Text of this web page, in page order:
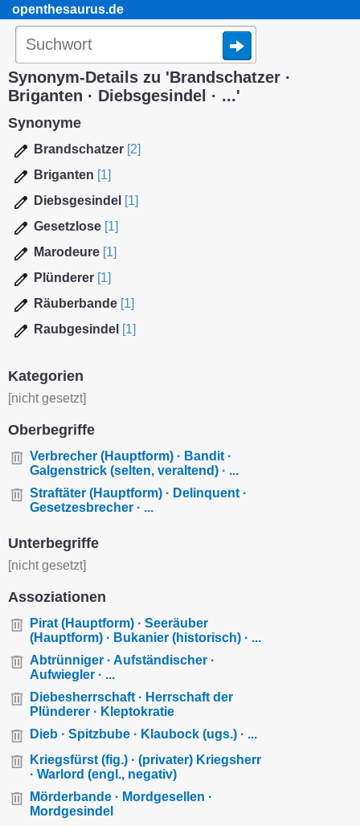
openthesaurus.de
Synonym-Details zu 'Brandschatzer ·
Briganten · Diebsgesindel · ...'
Synonyme
Brandschatzer [2]
Briganten [1]
Diebsgesindel [1]
Gesetzlose [1]
Marodeure [1]
Plünderer [1]
Räuberbande [1]
Raubgesindel [1]
Kategorien
[nicht gesetzt]
Oberbegriffe
Verbrecher (Hauptform) · Bandit ·
Galgenstrick (selten, veraltend) · ...
Straftäter (Hauptform) · Delinquent ·
Gesetzesbrecher · ...
Unterbegriffe
[nicht gesetzt]
Assoziationen
Pirat (Hauptform) · Seeräuber
(Hauptform) · Bukanier (historisch) · ...
Abtrünniger · Aufständischer ·
Aufwiegler · ...
Diebesherrschaft · Herrschaft der
Plünderer · Kleptokratie
Dieb · Spitzbube · Klaubock (ugs.) · ...
Kriegsfürst (fig.) · (privater) Kriegsherr
· Warlord (engl., negativ)
Mörderbande · Mordgesellen ·
Mordgesindel